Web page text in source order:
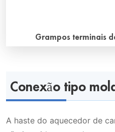
Grampos terminais
Os grampos terminais de
grampos para os elementos
de silício feitos de aço
grampo de conexão tipo
para o elemento de
Conexão tipo
A haste do aquecedor de